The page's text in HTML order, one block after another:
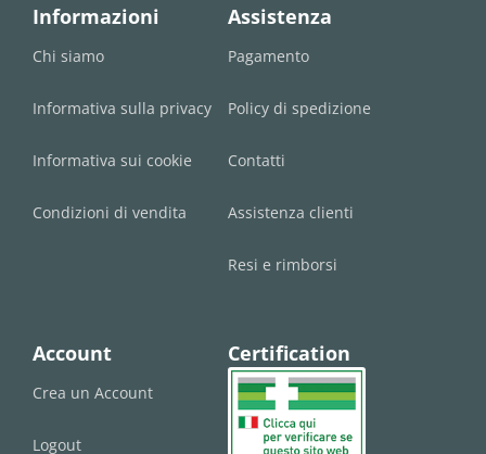
Informazioni
Chi siamo
Informativa sulla privacy
Informativa sui cookie
Condizioni di vendita
Assistenza
Pagamento
Policy di spedizione
Contatti
Assistenza clienti
Resi e rimborsi
Account
Crea un Account
Logout
Certification